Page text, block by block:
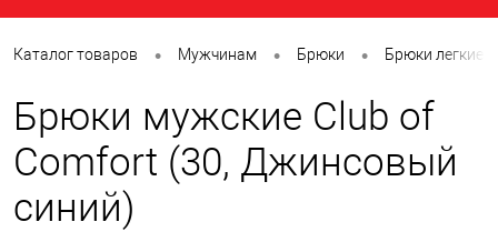
Каталог товаров • Мужчинам • Брюки • Брюки легкие
Брюки мужские Club of
Comfort (30, Джинсовый
синий)